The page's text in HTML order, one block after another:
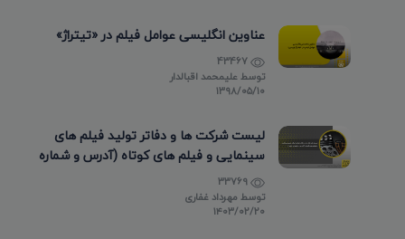
عناوین انگلیسی عوامل فیلم در «تیتراژ»
توسطعلیمحمد اقبالدار
۱۳۹۸/۰۵/۱۰
لیست شرکت ها و دفاتر تولید فیلم های
سینمایی و فیلم های کوتاه (آدرس و شماره
تماس)
توسط مهرداد غفاری
۱۴۰۳/۰۲/۲۰